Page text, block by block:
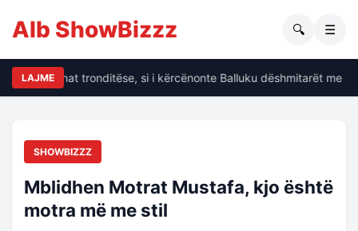
Alb ShowBizzz 🔍 ☰
LAJME
të dhënat tronditëse, si i kërcënonte Balluku dëshmitarët me
SHOWBIZZZ
Mblidhen Motrat Mustafa, kjo është
motra më me stil